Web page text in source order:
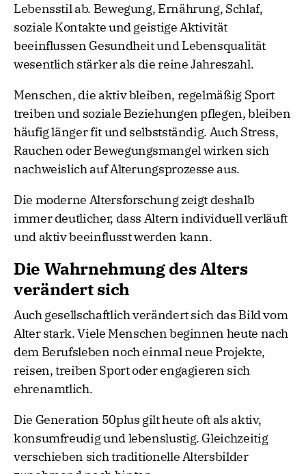
Lebensstil ab. Bewegung, Ernährung, Schlaf,
soziale Kontakte und geistige Aktivität
beeinflussen Gesundheit und Lebensqualität
wesentlich stärker als die reine Jahreszahl.
Menschen, die aktiv bleiben, regelmäßig Sport
treiben und soziale Beziehungen pflegen, bleiben
häufig länger fit und selbstständig. Auch Stress,
Rauchen oder Bewegungsmangel wirken sich
nachweislich auf Alterungsprozesse aus.
Die moderne Altersforschung zeigt deshalb
immer deutlicher, dass Altern individuell verläuft
und aktiv beeinflusst werden kann.
Die Wahrnehmung des Alters
verändert sich
Auch gesellschaftlich verändert sich das Bild vom
Alter stark. Viele Menschen beginnen heute nach
dem Berufsleben noch einmal neue Projekte,
reisen, treiben Sport oder engagieren sich
ehrenamtlich.
Die Generation 50plus gilt heute oft als aktiv,
konsumfreudig und lebenslustig. Gleichzeitig
verschieben sich traditionelle Altersbilder